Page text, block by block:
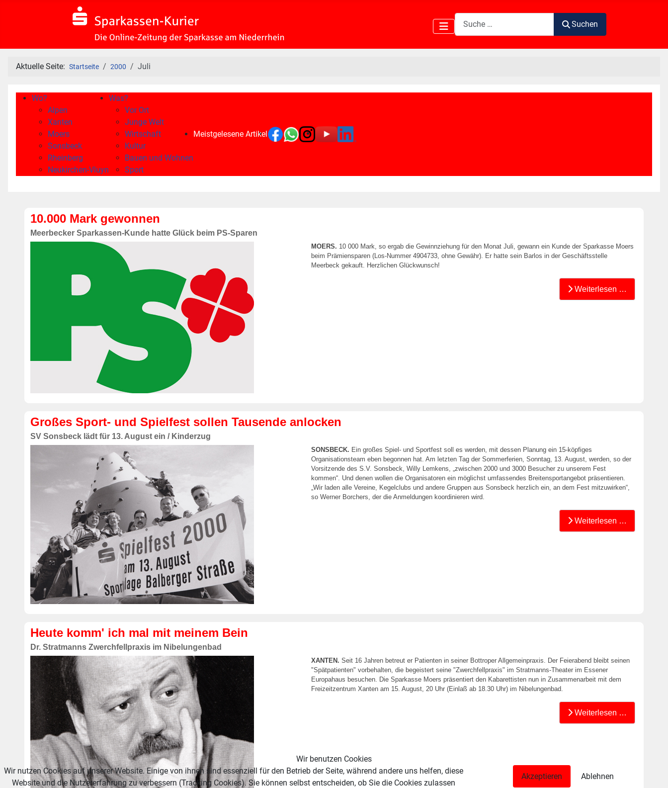
Suchen
Suchen
Aktuelle Seite: Startseite 2000 Juli
Wo?
Alpen
Xanten
Moers
Sonsbeck
Rheinberg
Neukirchen-Vluyn
Was?
Vor Ort
Junge Welt
Wirtschaft
Kultur
Bauen und Wohnen
Sport
Meistgelesene Artikel
10.000 Mark gewonnen
Meerbecker Sparkassen-Kunde hatte Glück beim PS-Sparen
MOERS. 10 000 Mark, so ergab die Gewinnziehung für den Monat Juli, gewann ein Kunde der Sparkasse Moers
beim Prämiensparen (Los-Nummer 4904733, ohne Gewähr). Er hatte sein Barlos in der Geschäftsstelle
Meerbeck gekauft. Herzlichen Glückwunsch!
Weiterlesen …
Großes Sport- und Spielfest sollen Tausende anlocken
SV Sonsbeck lädt für 13. August ein / Kinderzug
SONSBECK. Ein großes Spiel- und Sportfest soll es werden, mit dessen Planung ein 15-köpfiges
Organisationsteam eben begonnen hat. Am letzten Tag der Sommerferien, Sonntag, 13. August, werden, so der
Vorsitzende des S.V. Sonsbeck, Willy Lemkens, „zwischen 2000 und 3000 Besucher zu unserem Fest
kommen“. Und denen wollen die Organisatoren ein möglichst umfassendes Breitensportangebot präsentieren.
„Wir laden alle Vereine, Kegelclubs und andere Gruppen aus Sonsbeck herzlich ein, an dem Fest mitzuwirken“,
so Werner Borchers, der die Anmeldungen koordinieren wird.
Weiterlesen …
Heute komm' ich mal mit meinem Bein
Dr. Stratmanns Zwerchfellpraxis im Nibelungenbad
XANTEN. Seit 16 Jahren betreut er Patienten in seiner Bottroper Allgemeinpraxis. Der Feierabend bleibt seinen
"Spätpatienten" vorbehalten, die begeistert seine "Zwerchfellpraxis" im Stratmanns-Theater im Essener
Europahaus besuchen. Die Sparkasse Moers präsentiert den Kabarettisten nun in Zusammenarbeit mit dem
Freizeitzentrum Xanten am 15. August, 20 Uhr (Einlaß ab 18.30 Uhr) im Nibelungenbad.
Weiterlesen …
Wir benutzen Cookies
Wir nutzen Cookies auf unserer Website. Einige von ihnen sind essenziell für den Betrieb der Seite, während andere uns helfen, diese
Website und die Nutzererfahrung zu verbessern (Tracking Cookies). Sie können selbst entscheiden, ob Sie die Cookies zulassen
Akzeptieren
Ablehnen